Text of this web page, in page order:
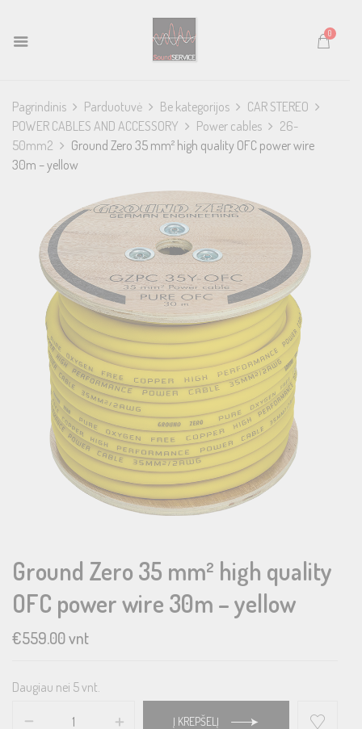
0
Pagrindinis Parduotuvė Be kategorijos
CAR STEREO
POWER CABLES AND ACCESSORY
Power cables
26-
50mm2
Ground Zero 35 mm² high quality OFC power wire
30m – yellow
Ground Zero 35 mm² high quality
OFC power wire 30m – yellow
€559.00vnt
Daugiau nei 5 vnt.
Į KREPŠELĮ